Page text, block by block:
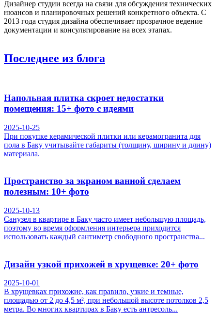
Дизайнер студии всегда на связи для обсуждения технических
нюансов и планировочных решений конкретного объекта. С
2013 года студия дизайна обеспечивает прозрачное ведение
документации и консультирование на всех этапах.
Последнее из блога
Напольная плитка скроет недостатки
помещения: 15+ фото с идеями
2025-10-25
При покупке керамической плитки или керамогранита для
пола в Баку учитывайте габариты (толщину, ширину и длину)
материала.
Пространство за экраном ванной сделаем
полезным: 10+ фото
2025-10-13
Санузел в квартире в Баку часто имеет небольшую площадь,
поэтому во время оформления интерьера приходится
использовать каждый сантиметр свободного пространства...
Дизайн узкой прихожей в хрущевке: 20+ фото
2025-10-01
В хрущевках прихожие, как правило, узкие и темные,
площадью от 2 до 4,5 м², при небольшой высоте потолков 2,5
метра. Во многих квартирах в Баку есть антресоль...